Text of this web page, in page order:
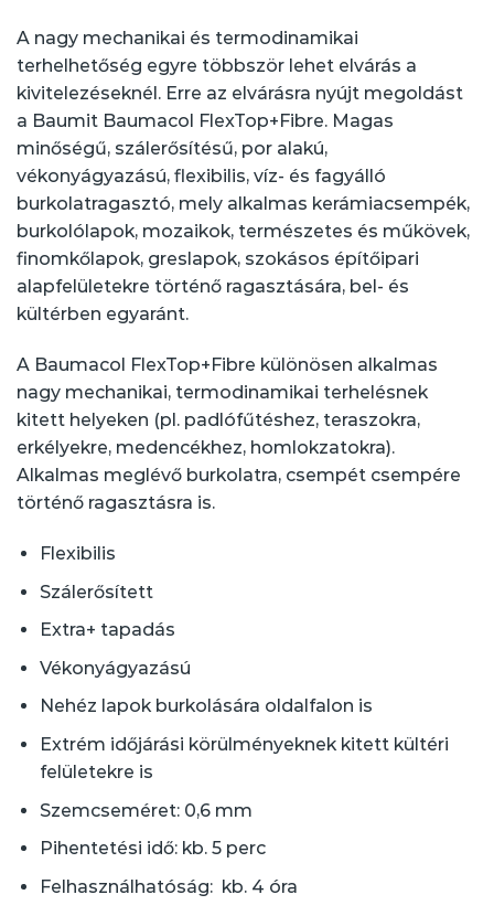
A nagy mechanikai és termodinamikai
terhelhetőség egyre többször lehet elvárás a
kivitelezéseknél. Erre az elvárásra nyújt megoldást
a Baumit Baumacol FlexTop+Fibre. Magas
minőségű, szálerősítésű, por alakú,
vékonyágyazású, flexibilis, víz- és fagyálló
burkolatragasztó, mely alkalmas kerámiacsempék,
burkolólapok, mozaikok, természetes és műkövek,
finomkőlapok, greslapok, szokásos építőipari
alapfelületekre történő ragasztására, bel- és
kültérben egyaránt.
A Baumacol FlexTop+Fibre különösen alkalmas
nagy mechanikai, termodinamikai terhelésnek
kitett helyeken (pl. padlófűtéshez, teraszokra,
erkélyekre, medencékhez, homlokzatokra).
Alkalmas meglévő burkolatra, csempét csempére
történő ragasztásra is.
Flexibilis
Szálerősített
Extra+ tapadás
Vékonyágyazású
Nehéz lapok burkolására oldalfalon is
Extrém időjárási körülményeknek kitett kültéri
felületekre is
Szemcseméret: 0,6 mm
Pihentetési idő: kb. 5 perc
Felhasználhatóság: kb. 4 óra